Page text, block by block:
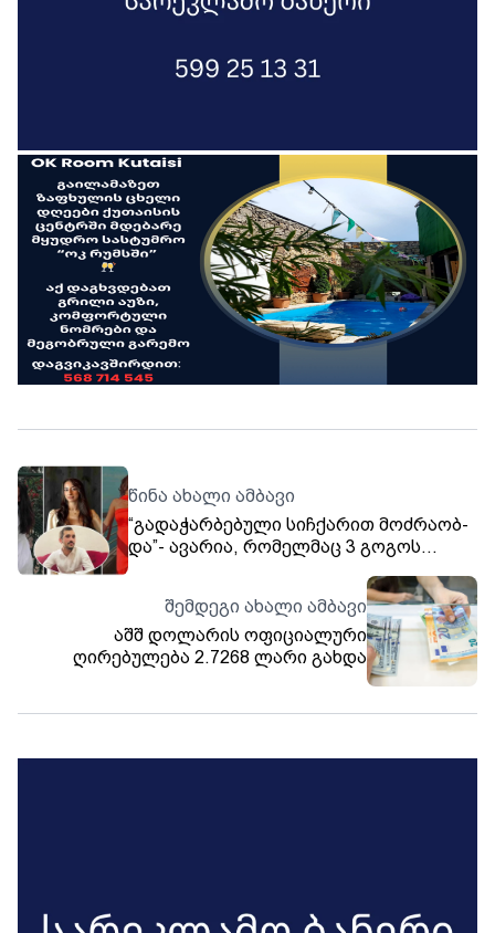
წინა ახალი ამბავი
“გა­და­ჭარ­ბე­ბუ­ლი სიჩ­ქა­რით მოძ­რა­ობ­
და”- ავარია, რომელმაც 3 გოგოს
შემდეგი ახალი ამბავი
აშშ დოლარის ოფიციალური
ღირებულება 2.7268 ლარი გახდა